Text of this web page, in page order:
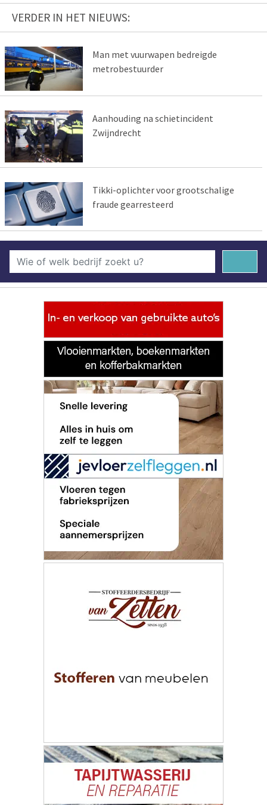
VERDER IN HET NIEUWS:
Man met vuurwapen bedreigde
metrobestuurder
Aanhouding na schietincident
Zwijndrecht
Tikki-oplichter voor grootschalige
fraude gearresteerd